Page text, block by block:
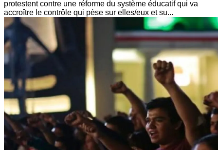
protestent contre une réforme du système éducatif qui va
accroître le contrôle qui pèse sur elles/eux et su...